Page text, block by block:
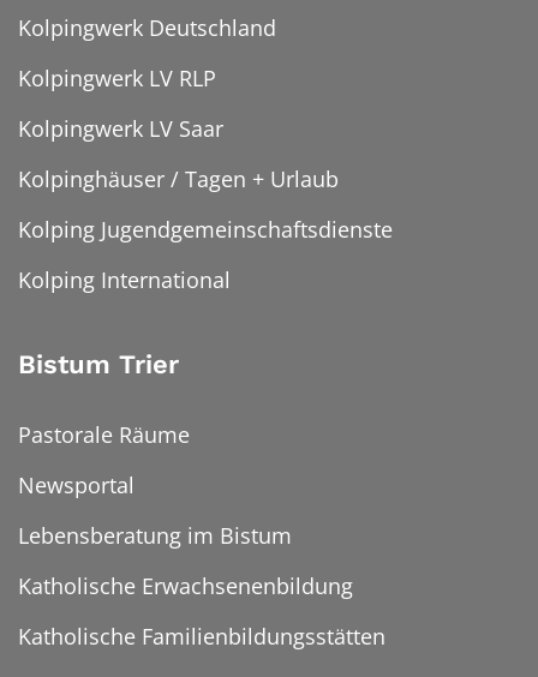
Kolpingwerk Deutschland
Kolpingwerk LV RLP
Kolpingwerk LV Saar
Kolpinghäuser / Tagen + Urlaub
Kolping Jugendgemeinschaftsdienste
Kolping International
Bistum Trier
Pastorale Räume
Newsportal
Lebensberatung im Bistum
Katholische Erwachsenenbildung
Katholische Familienbildungsstätten